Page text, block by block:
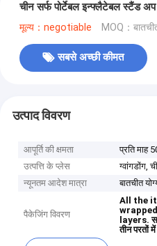
चीन सर्फ पोर्टेबल इन्फ्लैटेबल स्टैंड अप
मूल्य：negotiable MOQ：
सबसे अच्छी कीमत
उत्पाद विवरण
आपूर्ति की क्षमता
प्रति माह
उत्पत्ति के प्लेस
ग्वांगडोंग,
न्यूनतम आदेश मात्रा
बातचीत
पैकेजिंग विवरण
All the
layers.
तीन परतों